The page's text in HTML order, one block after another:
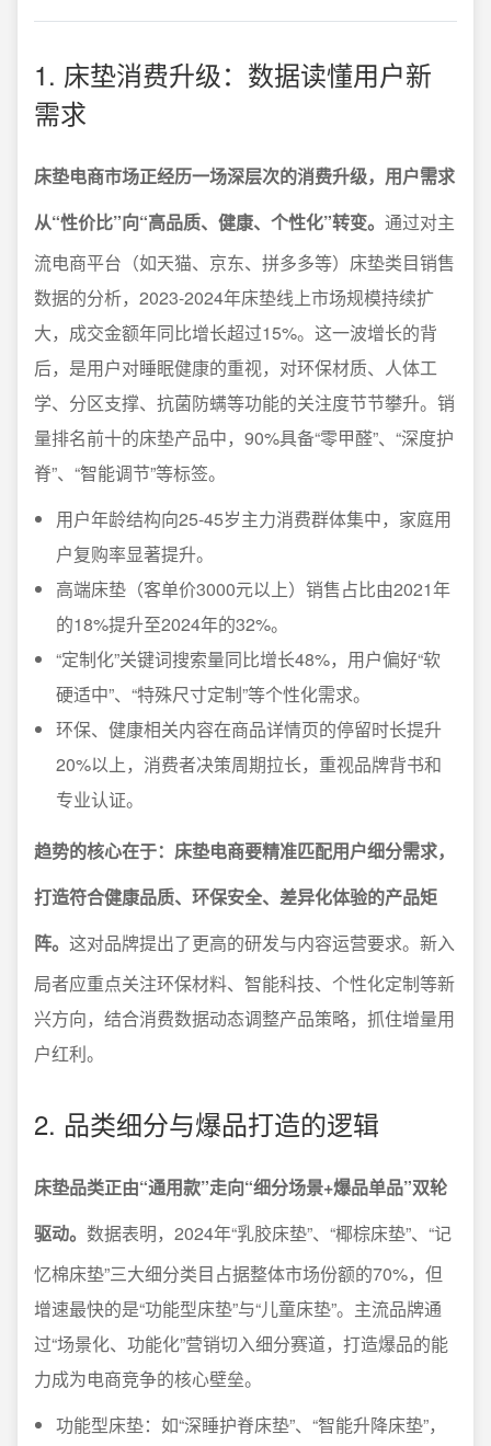
1. 床垫消费升级：数据读懂用户新
需求
床垫电商市场正经历一场深层次的消费升级，用户需求
从“性价比”向“高品质、健康、个性化”转变。 通过对主
流电商平台（如天猫、京东、拼多多等）床垫类目销售
数据的分析，2023-2024年床垫线上市场规模持续扩
大，成交金额年同比增长超过15%。这一波增长的背
后，是用户对睡眠健康的重视，对环保材质、人体工
学、分区支撑、抗菌防螨等功能的关注度节节攀升。销
量排名前十的床垫产品中，90%具备“零甲醛”、“深度护
脊”、“智能调节”等标签。
用户年龄结构向25-45岁主力消费群体集中，家庭用
户复购率显著提升。
高端床垫（客单价3000元以上）销售占比由2021年
的18%提升至2024年的32%。
“定制化”关键词搜索量同比增长48%，用户偏好“软
硬适中”、“特殊尺寸定制”等个性化需求。
环保、健康相关内容在商品详情页的停留时长提升
20%以上，消费者决策周期拉长，重视品牌背书和
专业认证。
趋势的核心在于：床垫电商要精准匹配用户细分需求，
打造符合健康品质、环保安全、差异化体验的产品矩
阵。 这对品牌提出了更高的研发与内容运营要求。新入
局者应重点关注环保材料、智能科技、个性化定制等新
兴方向，结合消费数据动态调整产品策略，抓住增量用
户红利。
2. 品类细分与爆品打造的逻辑
床垫品类正由“通用款”走向“细分场景+爆品单品”双轮
驱动。 数据表明，2024年“乳胶床垫”、“椰棕床垫”、“记
忆棉床垫”三大细分类目占据整体市场份额的70%，但
增速最快的是“功能型床垫”与“儿童床垫”。主流品牌通
过“场景化、功能化”营销切入细分赛道，打造爆品的能
力成为电商竞争的核心壁垒。
功能型床垫：如“深睡护脊床垫”、“智能升降床垫”，